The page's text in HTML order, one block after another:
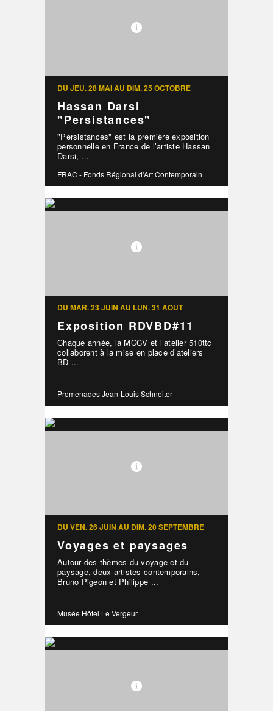
DU JEU. 28 MAI AU DIM. 25 OCTOBRE
Hassan Darsi
"Persistances"
"Persistances" est la première exposition
personnelle en France de l’artiste Hassan
Darsi, ...
FRAC - Fonds Régional d'Art Contemporain
DU MAR. 23 JUIN AU LUN. 31 AOÛT
Exposition RDVBD#11
Chaque année, la MCCV et l’atelier 510ttc
collaborent à la mise en place d’ateliers
BD ...
Promenades Jean-Louis Schneiter
DU VEN. 26 JUIN AU DIM. 20 SEPTEMBRE
Voyages et paysages
Autour des thèmes du voyage et du
paysage, deux artistes contemporains,
Bruno Pigeon et Philippe ...
Musée Hôtel Le Vergeur